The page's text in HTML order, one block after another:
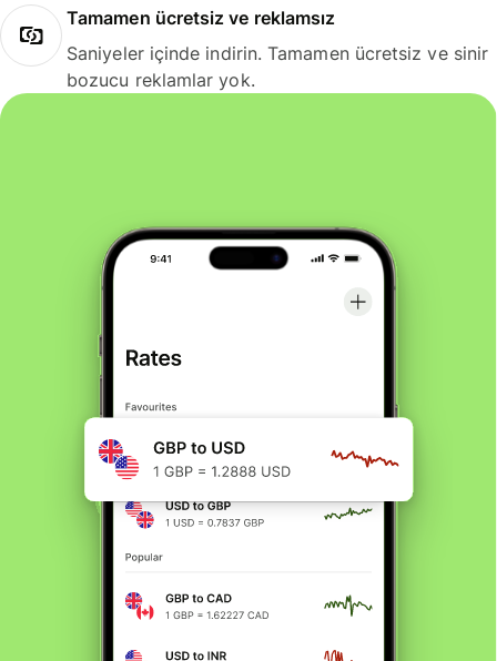
Tamamen ücretsiz ve reklamsız
Saniyeler içinde indirin. Tamamen ücretsiz ve sinir
bozucu reklamlar yok.